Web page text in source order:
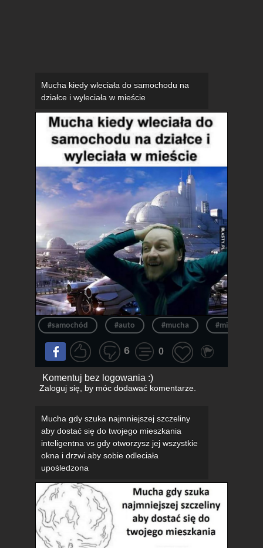
Mucha kiedy wleciała do samochodu na
działce i wyleciała w mieście
#samochód #auto #mucha #miasto
6 0
Komentuj bez logowania :)
Zaloguj się, by móc dodawać komentarze.
Mucha gdy szuka najmniejszej szczeliny
aby dostać się do twojego mieszkania
inteligentna vs gdy otworzysz jej wszystkie
okna i drzwi aby sobie odleciała
upośledzona